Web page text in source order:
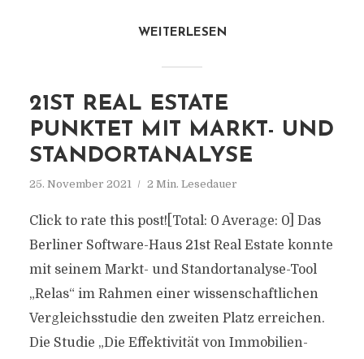
WEITERLESEN
21ST REAL ESTATE
PUNKTET MIT MARKT- UND
STANDORTANALYSE
25. November 2021 2 Min. Lesedauer
Click to rate this post![Total: 0 Average: 0] Das
Berliner Software-Haus 21st Real Estate konnte
mit seinem Markt- und Standortanalyse-Tool
„Relas“ im Rahmen einer wissenschaftlichen
Vergleichsstudie den zweiten Platz erreichen.
Die Studie „Die Effektivität von Immobilien-